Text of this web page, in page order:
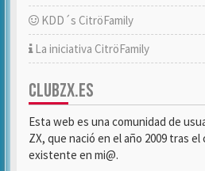
KDD´s CitröFamily
La iniciativa CitröFamily
CLUBZX.ES
Esta web es una comunidad de
ZX, que nació en el año 2009 tras
existente en mi@.